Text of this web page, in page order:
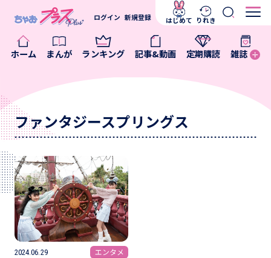
ホーム まんが ランキング 記事&動画 定期購読 雑誌
ログイン 新規登録 はじめて りれき
ファンタジースプリングス
2024.06.29 エンタメ